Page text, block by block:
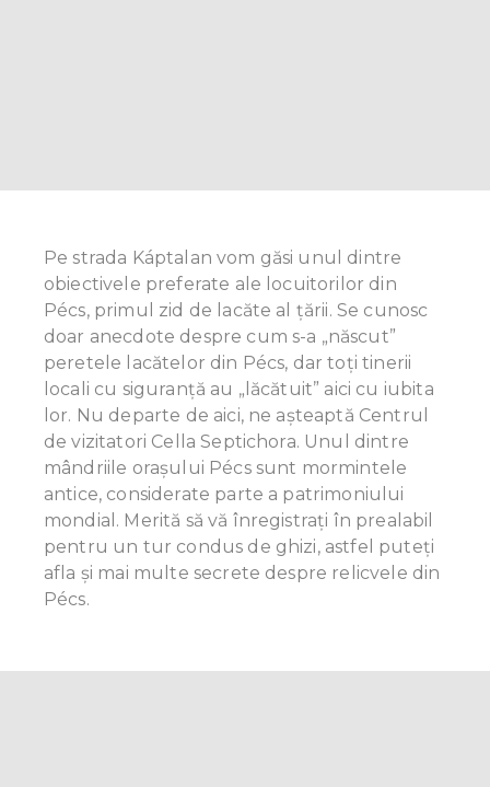
Pe strada Káptalan vom găsi unul dintre
obiectivele preferate ale locuitorilor din
Pécs, primul zid de lacăte al țării. Se cunosc
doar anecdote despre cum s-a „născut”
peretele lacătelor din Pécs, dar toți tinerii
locali cu siguranţă au „lăcătuit” aici cu iubita
lor. Nu departe de aici, ne aşteaptă Centrul
de vizitatori Cella Septichora. Unul dintre
mândriile orașului Pécs sunt mormintele
antice, considerate parte a patrimoniului
mondial. Merită să vă înregistrați în prealabil
pentru un tur condus de ghizi, astfel puteţi
afla și mai multe secrete despre relicvele din
Pécs.